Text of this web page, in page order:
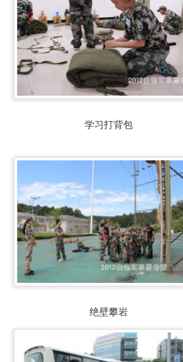
学习打背包
绝壁攀岩